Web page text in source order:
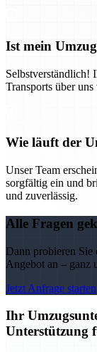
Ist mein
Selbstverständlich!
Transports über uns
Wie läuft der
Unser Team
sorgfältig ein und
und zuverlässig.
Alle Fragen
Dann probieren
Angebot an – ganz
Jetzt Anfrage starten
Ihr
Unterstützung